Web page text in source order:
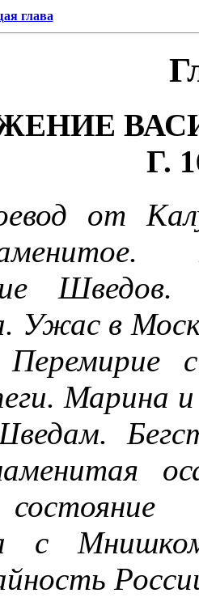
глава
Г.
от
Шведов.
Ужас в
Марина
с